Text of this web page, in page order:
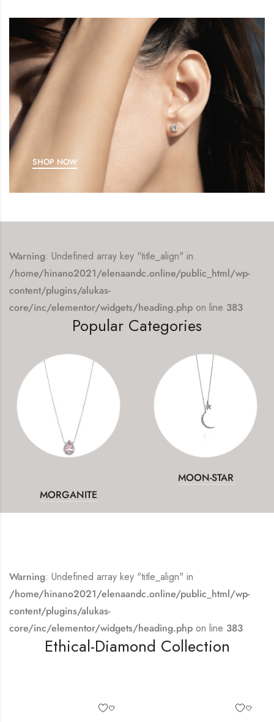
SHOP NOW
Warning: Undefined array key "title_align" in
/home/hinano2021/elenaandc.online/public_html/wp-
content/plugins/alukas-
core/inc/elementor/widgets/heading.php on line 383
Popular Categories
MORGANITE
MOON-STAR
Warning: Undefined array key "title_align" in
/home/hinano2021/elenaandc.online/public_html/wp-
content/plugins/alukas-
core/inc/elementor/widgets/heading.php on line 383
Ethical-Diamond Collection